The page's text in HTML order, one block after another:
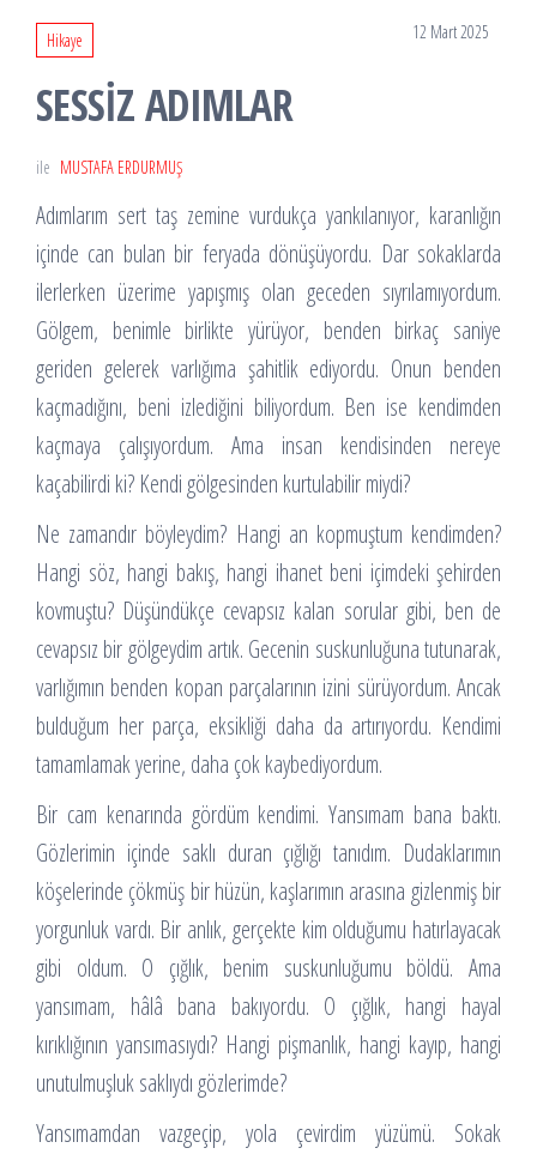
Hikaye 12 Mart 2025
SESSİZ ADIMLAR
ile MUSTAFA ERDURMUŞ
Adımlarım sert taş zemine vurdukça yankılanıyor, karanlığın
içinde can bulan bir feryada dönüşüyordu. Dar sokaklarda
ilerlerken üzerime yapışmış olan geceden sıyrılamıyordum.
Gölgem, benimle birlikte yürüyor, benden birkaç saniye
geriden gelerek varlığıma şahitlik ediyordu. Onun benden
kaçmadığını, beni izlediğini biliyordum. Ben ise kendimden
kaçmaya çalışıyordum. Ama insan kendisinden nereye
kaçabilirdi ki? Kendi gölgesinden kurtulabilir miydi?
Ne zamandır böyleydim? Hangi an kopmuştum kendimden?
Hangi söz, hangi bakış, hangi ihanet beni içimdeki şehirden
kovmuştu? Düşündükçe cevapsız kalan sorular gibi, ben de
cevapsız bir gölgeydim artık. Gecenin suskunluğuna tutunarak,
varlığımın benden kopan parçalarının izini sürüyordum. Ancak
bulduğum her parça, eksikliği daha da artırıyordu. Kendimi
tamamlamak yerine, daha çok kaybediyordum.
Bir cam kenarında gördüm kendimi. Yansımam bana baktı.
Gözlerimin içinde saklı duran çığlığı tanıdım. Dudaklarımın
köşelerinde çökmüş bir hüzün, kaşlarımın arasına gizlenmiş bir
yorgunluk vardı. Bir anlık, gerçekte kim olduğumu hatırlayacak
gibi oldum. O çığlık, benim suskunluğumu böldü. Ama
yansımam, hâlâ bana bakıyordu. O çığlık, hangi hayal
kırıklığının yansımasıydı? Hangi pişmanlık, hangi kayıp, hangi
unutulmuşluk saklıydı gözlerimde?
Yansımamdan vazgeçip, yola çevirdim yüzümü. Sokak